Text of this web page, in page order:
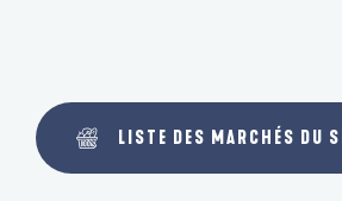
LISTE DES MARCHÉS DU